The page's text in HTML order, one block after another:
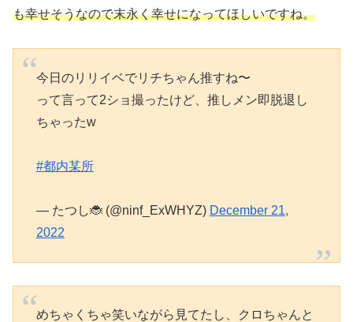
も幸せそうなので末永く幸せになってほしいですね。
今日のリリイベでリチちゃん推すね〜
って言って2ショ撮ったけど、推しメン即脱退し
ちゃったw
#都内某所
— たつし🐞 (@ninf_ExWHYZ) December 21,
2022
めちゃくちゃ笑いながら見てたし、クロちゃんと